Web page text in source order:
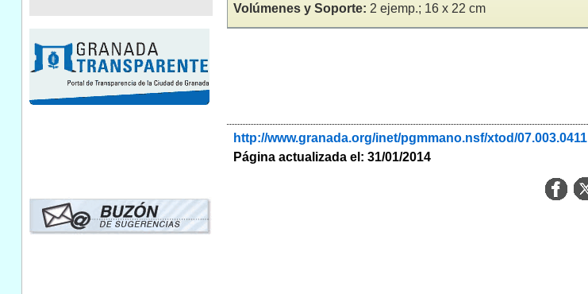
Volúmenes y Soporte: 2 ejemp.; 16 x 22 cm
http://www.granada.org/inet/pgmmano.nsf/xtod/07.003.0411
Página actualizada el: 31/01/2014